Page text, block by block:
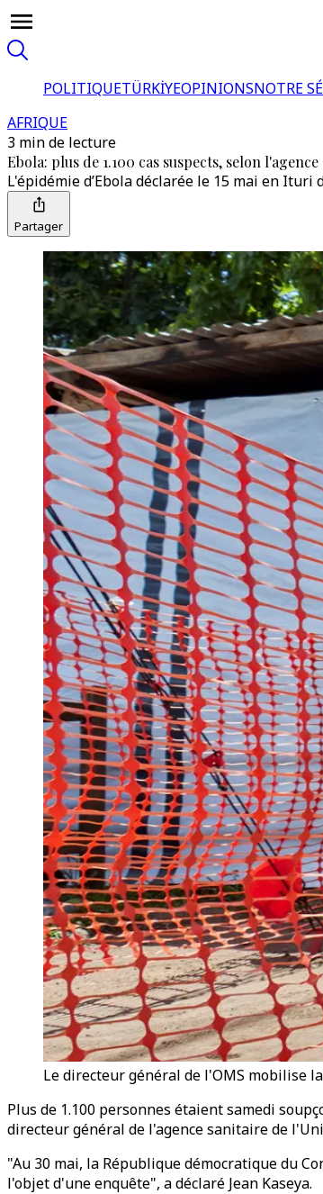
POLITIQUETÜRKİYEOPINIONSNOTRE
AFRIQUE
3 min de lecture
Ebola: plus de 1.100 cas suspects, selon
L'épidémie d’Ebola déclarée le 15 mai en Ituri
Partager
Le directeur général de l'OMS mobilise
Plus de 1.100 personnes étaient samedi
directeur général de l'agence sanitaire de
"Au 30 mai, la République démocratique du
l'objet d'une enquête", a déclaré Jean Kaseya.